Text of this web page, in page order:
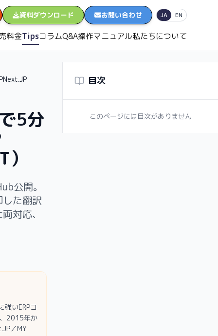
資料ダウンロード お問い合わせ JA日本語
ENEnglish
料金TipsコラムQ&A操作マニュアル私たちについて
5分
公開。
た翻訳
対応、
いERPコ
2015年か
／MY
目次
このページには目次がありません